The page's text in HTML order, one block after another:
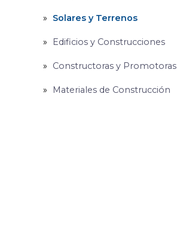
Solares y Terrenos
Edificios y Construcciones
Constructoras y Promotoras
Materiales de Construcción